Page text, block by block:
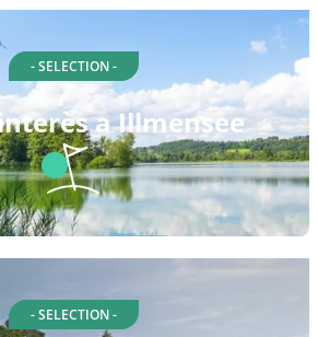
- SELECTION -
a Illmensee
- SELECTION -